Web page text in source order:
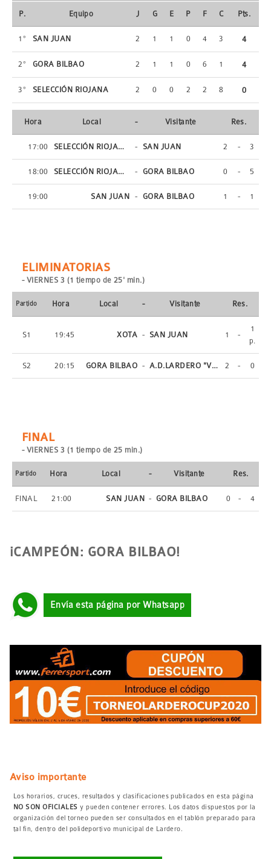
P. Equipo J G E P F C Pts.
1º SAN JUAN 2 1 1 0 4 3 4
2º GORA BILBAO 2 1 1 0 6 1 4
3º SELECCIÓN RIOJANA 2 0 0 2 2 8 0
Hora Local - Visitante Res.
17:00 SELECCIÓN RIOJANA - SAN JUAN 2 - 3
18:00 SELECCIÓN RIOJANA - GORA BILBAO 0 - 5
19:00 SAN JUAN - GORA BILBAO 1 - 1
ELIMINATORIAS
- VIERNES 3 (1 tiempo de 25' min.)
Partido Hora Local - Visitante Res.
S1 19:45 XOTA - SAN JUAN 1 -
1
p.
S2 20:15 GORA BILBAO - A.D.LARDERO "VENDING LARDERO 2 - 0
FINAL
- VIERNES 3 (1 tiempo de 25 min.)
Partido Hora Local - Visitante Res.
FINAL 21:00 SAN JUAN - GORA BILBAO 0 - 4
¡CAMPEÓN: GORA BILBAO!
Envía esta página por Whatsapp
Aviso importante
Los horarios, cruces, resultados y clasificaciones publicados en esta página
NO SON OFICIALES y pueden contener errores. Los datos dispuestos por la
organización del torneo pueden ser consultados en el tablón preparado para
tal fin, dentro del polideportivo municipal de Lardero.